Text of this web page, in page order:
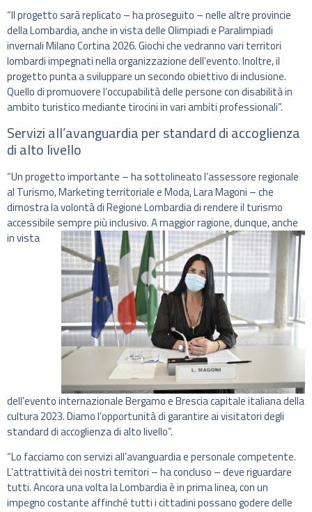
“Il progetto sarà replicato – ha proseguito – nelle altre provincie
della Lombardia, anche in vista delle Olimpiadi e Paralimpiadi
invernali Milano Cortina 2026. Giochi che vedranno vari territori
lombardi impegnati nella organizzazione dell’evento. Inoltre, il
progetto punta a sviluppare un secondo obiettivo di inclusione.
Quello di promuovere l’occupabilità delle persone con disabilità in
ambito turistico mediante tirocini in vari ambiti professionali”.
Servizi all’avanguardia per standard di accoglienza
di alto livello
“Un progetto importante – ha sottolineato l’assessore regionale
al Turismo, Marketing territoriale e Moda, Lara Magoni – che
dimostra la volontà di Regione Lombardia di rendere il turismo
accessibile sempre più inclusivo.A maggior ragione, dunque, anche
in vista
dell’evento internazionale Bergamo e Brescia capitale italiana della
cultura 2023. Diamo l’opportunità di garantire ai visitatori degli
standard di accoglienza di alto livello”.
“Lo facciamo con servizi all’avanguardia e personale competente.
L’attrattività dei nostri territori – ha concluso – deve riguardare
tutti. Ancora una volta la Lombardia è in prima linea, con un
impegno costante affinché tutti i cittadini possano godere delle